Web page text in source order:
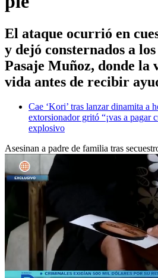
El ataque ocurrió en
y dejó consternados a
Pasaje Muñoz, donde
vida antes de recibir
Cae ‘Kori’ tras lanzar dinamita a
extorsionador gritó “¡vas a pagar
explosivo
Asesinan a padre de familia tras